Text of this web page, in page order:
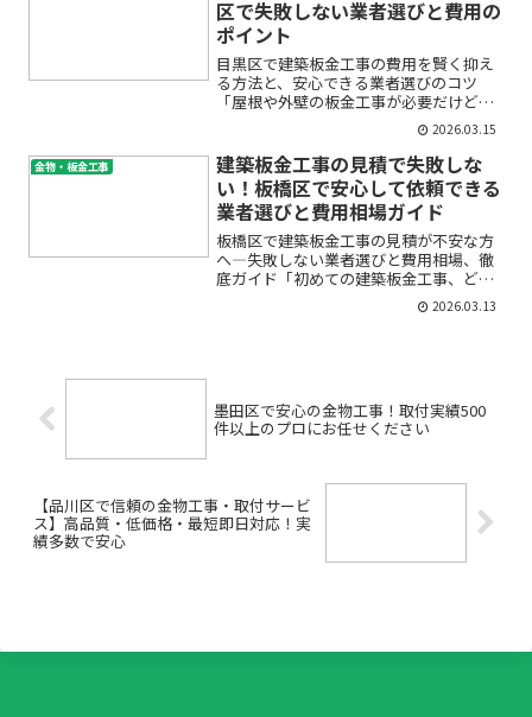
区で失敗しない業者選びと費用の
ポイント
目黒区で建築板金工事の費用を賢く抑え
る方法と、安心できる業者選びのコツ
「屋根や外壁の板金工事が必要だけど、
目黒区での価格相場が分からず不
安……」「見積もりを取ったけど、これ
が妥当なのか判断できない」「雨樋やガ
ルバリウム鋼板の交換を考えている...
2026.03.15
金物・板金工事
建築板金工事の見積で失敗しな
い！板橋区で安心して依頼できる
業者選びと費用相場ガイド
板橋区で建築板金工事の見積が不安な方
へ―失敗しない業者選びと費用相場、徹
底ガイド「初めての建築板金工事、どこ
に頼んだら良いの？」「見積もりの金額
が妥当なのか分からない…」「悪質業者
2026.03.13
墨田区で安心の金物工事！取付実績500
件以上のプロにお任せください
【品川区で信頼の金物工事・取付サービ
ス】高品質・低価格・最短即日対応！実
績多数で安心